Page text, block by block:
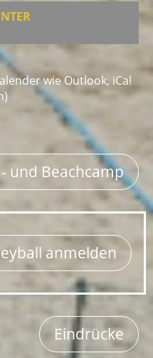
wie Outlook, iCal
und Beachcamp
anmelden
Eindrücke